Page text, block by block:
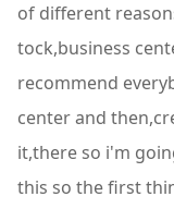
of different
tock,business
recommend
center and
it,there so i'm
this so the first